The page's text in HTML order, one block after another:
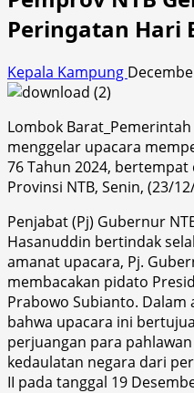
Peringatan Hari
Kepala Kampung
Lombok
menggelar upacara
76 Tahun 2024,
Provinsi NTB, Senin, (23/
Penjabat (Pj) Gubernur
Hasanuddin bertindak
amanat upacara, Pj.
membacakan pidato
Prabowo Subianto.
bahwa upacara ini
perjuangan para
kedaulatan negara dari
II pada tanggal 19